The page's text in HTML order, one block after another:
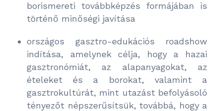
borismereti továbbképzés formájában is
történő minőségi javítása
országos gasztro-edukációs roadshow
indítása, amelynek célja, hogy a hazai
gasztronómiát, az alapanyagokat, az
ételeket és a borokat, valamint a
gasztrokultúrát, mint utazást befolyásoló
tényezőt népszerűsítsük, továbbá, hogy a